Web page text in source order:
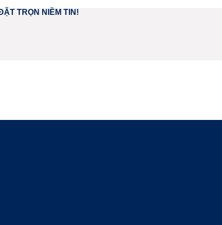
TRỌN NIỀM TIN!